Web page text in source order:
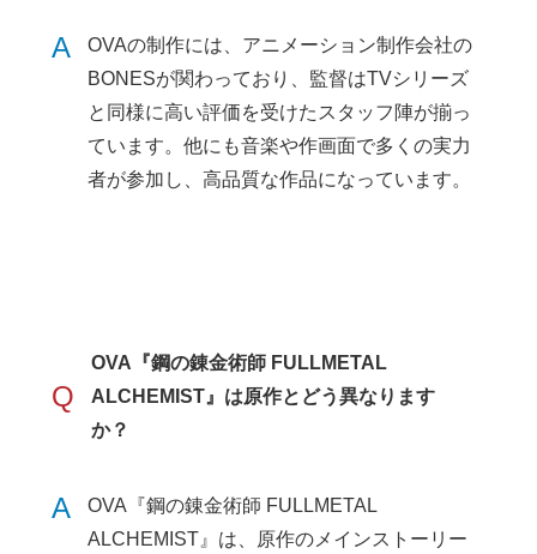
A
OVAの制作には、アニメーション制作会社の
BONESが関わっており、監督はTVシリーズ
と同様に高い評価を受けたスタッフ陣が揃っ
ています。他にも音楽や作画面で多くの実力
者が参加し、高品質な作品になっています。
Q
OVA『鋼の錬金術師 FULLMETAL
ALCHEMIST』は原作とどう異なります
か？
A
OVA『鋼の錬金術師 FULLMETAL
ALCHEMIST』は、原作のメインストーリー